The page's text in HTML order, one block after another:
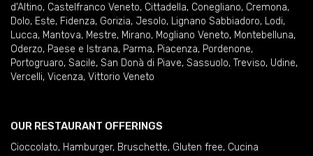
d'Altino, Castelfranco Veneto, Cittadella, Conegliano, Cremona,
Dolo, Este, Fidenza, Gorizia, Jesolo, Lignano Sabbiadoro, Lodi,
Lucca, Mantova, Mestre, Mirano, Mogliano Veneto, Montebelluna,
Oderzo, Paese e Istrana, Parma, Piacenza, Pordenone,
Portogruaro, Sacile, San Donà di Piave, Sassuolo, Treviso, Udine,
Vercelli, Vicenza, Vittorio Veneto
OUR RESTAURANT OFFERINGS
Cioccolato, Hamburger, Bruschette, Gluten free, Cucina